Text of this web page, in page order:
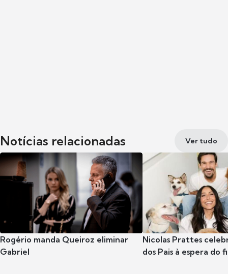
Notícias relacionadas Ver tudo
Rogério manda Queiroz eliminar
Gabriel
Nicolas Prattes
dos Pais à espera do